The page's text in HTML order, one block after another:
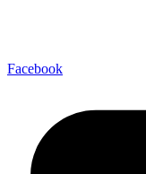
Facebook